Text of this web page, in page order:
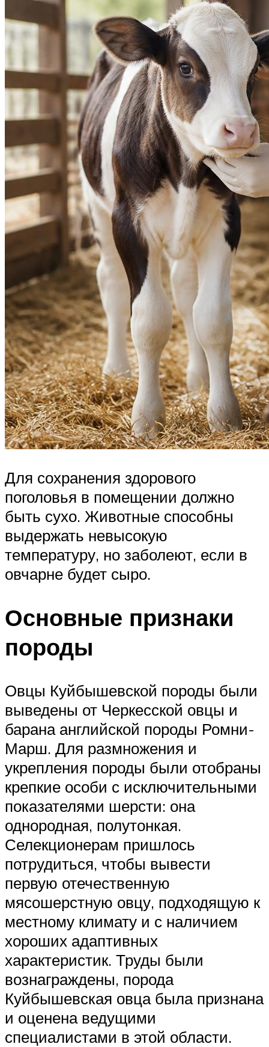
Для сохранения здорового
поголовья в помещении должно
быть сухо. Животные способны
выдержать невысокую
температуру, но заболеют, если в
овчарне будет сыро.
Основные признаки
породы
Овцы Куйбышевской породы были
выведены от Черкесской овцы и
барана английской породы Ромни-
Марш. Для размножения и
укрепления породы были отобраны
крепкие особи с исключительными
показателями шерсти: она
однородная, полутонкая.
Селекционерам пришлось
потрудиться, чтобы вывести
первую отечественную
мясошерстную овцу, подходящую к
местному климату и с наличием
хороших адаптивных
характеристик. Труды были
вознаграждены, порода
Куйбышевская овца была признана
и оценена ведущими
специалистами в этой области.